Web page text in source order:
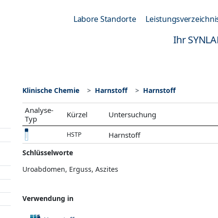
Labore Standorte
Ihr
Klinische Chemie Harnstoff Harnstoff
Analyse-
Typ
Kürzel Untersuchung
HSTP Harnstoff
Schlüsselworte
Uroabdomen, Erguss, Aszites
Verwendung in